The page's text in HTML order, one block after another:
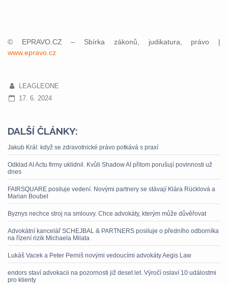
© EPRAVO.CZ – Sbírka zákonů, judikatura, právo |
www.epravo.cz
LEAGLEONE
17. 6. 2024
DALŠÍ ČLÁNKY:
Jakub Král: když se zdravotnické právo potkává s praxí
Odklad AI Actu firmy uklidnil. Kvůli Shadow AI přitom porušují povinnosti už
dnes
FAIRSQUARE posiluje vedení. Novými partnery se stávají Klára Rücklová a
Marian Boubel
Byznys nechce stroj na smlouvy. Chce advokáty, kterým může důvěřovat
Advokátní kancelář SCHEJBAL & PARTNERS posiluje o předního odborníka
na řízení rizik Michaela Milata
Lukáš Vacek a Peter Perniš novými vedoucími advokáty Aegis Law
endors staví advokacii na pozornosti již deset let. Výročí oslaví 10 událostmi
pro klienty